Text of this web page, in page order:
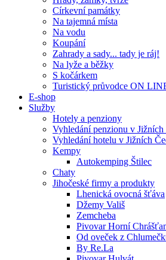
Církevní památky
Na tajemná místa
Na vodu
Koupání
Zahrady a sady... tady je ráj!
Na lyže a běžky
S kočárkem
Turistický průvodce ON
E-shop
Služby
Hotely a penziony
Vyhledání penzionu v Jižních
Vyhledání hotelu v Jižních
Kempy
Autokemping Štilec
Chaty
Jihočeské firmy a produkty
Lhenická ovocná šťáva
Džemy Vališ
Zemcheba
Pivovar Horní
Od oveček z
By Re.La